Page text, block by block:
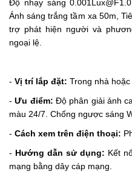
Độ nhạy sáng
Ánh sáng trắng tầm xa 50m,
trợ phát hiện người và
ngoại lệ.
- Vị trí lắp đặt: Trong nhà
-Ưu điểm: Độ phân giải ảnh
màu 24/7. Chống ngược sáng
- Cách xem trên điện thoại:
- Hướng dẫn sử dụng: Kết
mạng bằng dây cáp mạng.